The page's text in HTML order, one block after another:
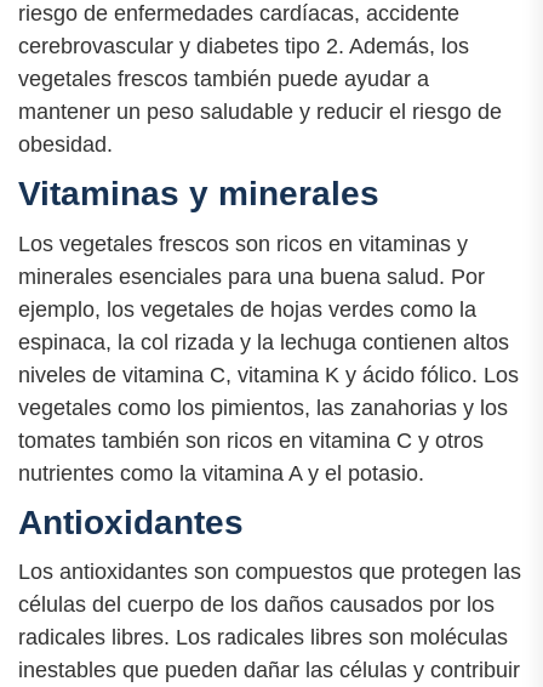
riesgo de enfermedades cardíacas, accidente
cerebrovascular y diabetes tipo 2. Además, los
vegetales frescos también puede ayudar a
mantener un peso saludable y reducir el riesgo de
obesidad.
Vitaminas y minerales
Los vegetales frescos son ricos en vitaminas y
minerales esenciales para una buena salud. Por
ejemplo, los vegetales de hojas verdes como la
espinaca, la col rizada y la lechuga contienen altos
niveles de vitamina C, vitamina K y ácido fólico. Los
vegetales como los pimientos, las zanahorias y los
tomates también son ricos en vitamina C y otros
nutrientes como la vitamina A y el potasio.
Antioxidantes
Los antioxidantes son compuestos que protegen las
células del cuerpo de los daños causados por los
radicales libres. Los radicales libres son moléculas
inestables que pueden dañar las células y contribuir